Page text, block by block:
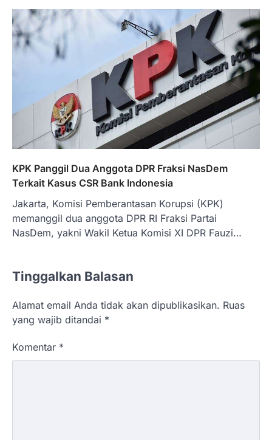
KPK Panggil Dua Anggota DPR Fraksi NasDem
Terkait Kasus CSR Bank Indonesia
Jakarta, Komisi Pemberantasan Korupsi (KPK)
memanggil dua anggota DPR RI Fraksi Partai
NasDem, yakni Wakil Ketua Komisi XI DPR Fauzi…
Tinggalkan Balasan
Alamat email Anda tidak akan dipublikasikan. Ruas
yang wajib ditandai *
Komentar *